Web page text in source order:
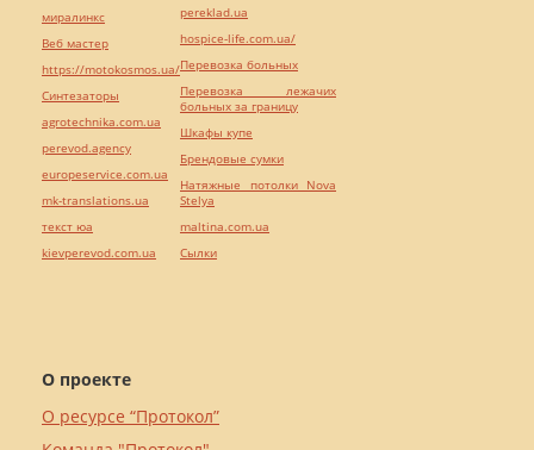
О проекте
О ресурсе “Протокол”
миралинкс
Веб мастер
https://motokosmos.ua/
Синтезаторы
agrotechnika.com.ua
perevod.agency
europeservice.com.ua
mk-translations.ua
текст юа
kievperevod.com.ua
pereklad.ua
hospice-life.com.ua/
Перевозка больных
Перевозка лежачих
больных за границу
Шкафы купе
Брендовые сумки
Натяжные потолки Nova
Stelya
maltina.com.ua
Cылки